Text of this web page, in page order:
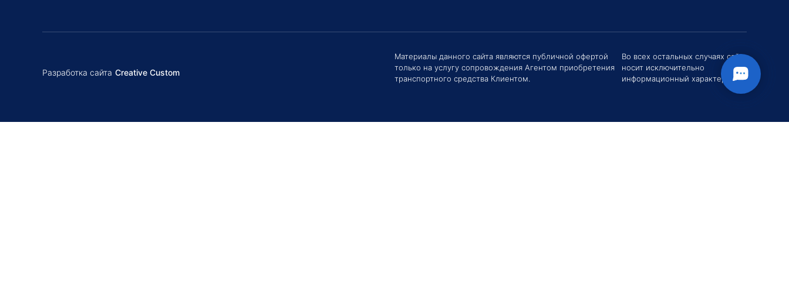
Материалы данного сайта являются публичной офертой
только на услугу сопровождения Агентом приобретения
транспортного средства Клиентом.
Во всех остальных случаях сайт
носит исключительно
информационный характер.
Разработка сайта Creative Custom
Здравствуйте! Если у вас есть вопросы (Цена,
Сроки поставки, условия договора и пр.) можете
задать их мне в чат!